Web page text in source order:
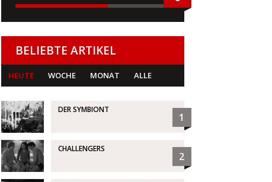
BELIEBTE ARTIKEL
HEUTE WOCHE MONAT ALLE
DER SYMBIONT
1
CHALLENGERS
2